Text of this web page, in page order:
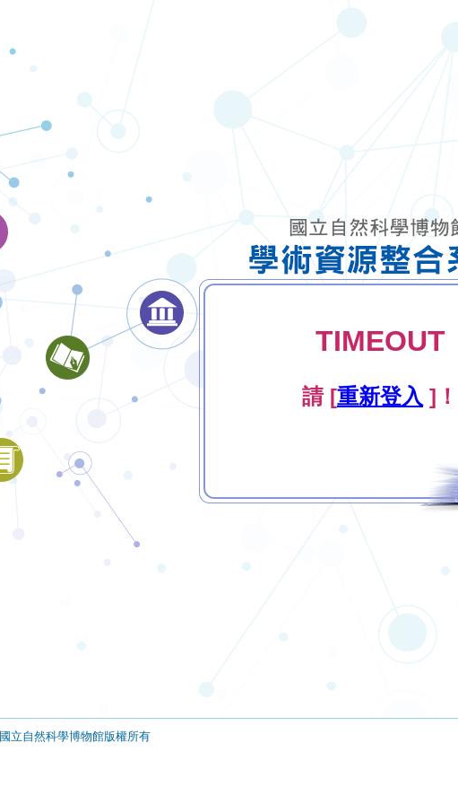
TIMEOUT
請 [重新登入 ]！
國立自然科學博物館版權所有